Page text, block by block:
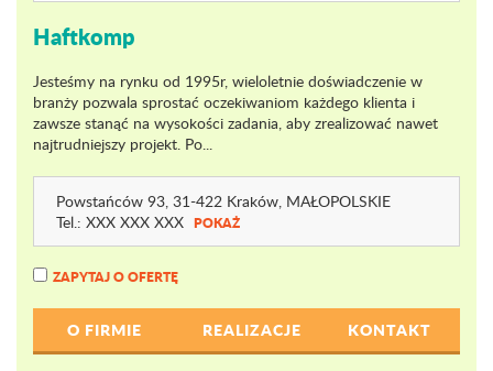
Haftkomp
Jesteśmy na rynku od 1995r, wieloletnie doświadczenie w
branży pozwala sprostać oczekiwaniom każdego klienta i
zawsze stanąć na wysokości zadania, aby zrealizować nawet
najtrudniejszy projekt. Po...
Powstańców 93, 31-422 Kraków, MAŁOPOLSKIE
Tel.: XXX XXX XXX POKAŻ
ZAPYTAJ O OFERTĘ
O FIRMIE REALIZACJE KONTAKT